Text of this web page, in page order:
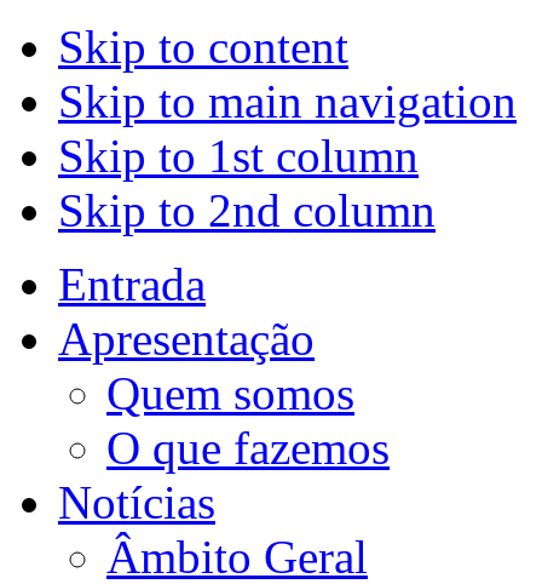
Skip to content
Skip to main navigation
Skip to 1st column
Skip to 2nd column
Entrada
Apresentação
Quem somos
O que fazemos
Notícias
Âmbito Geral